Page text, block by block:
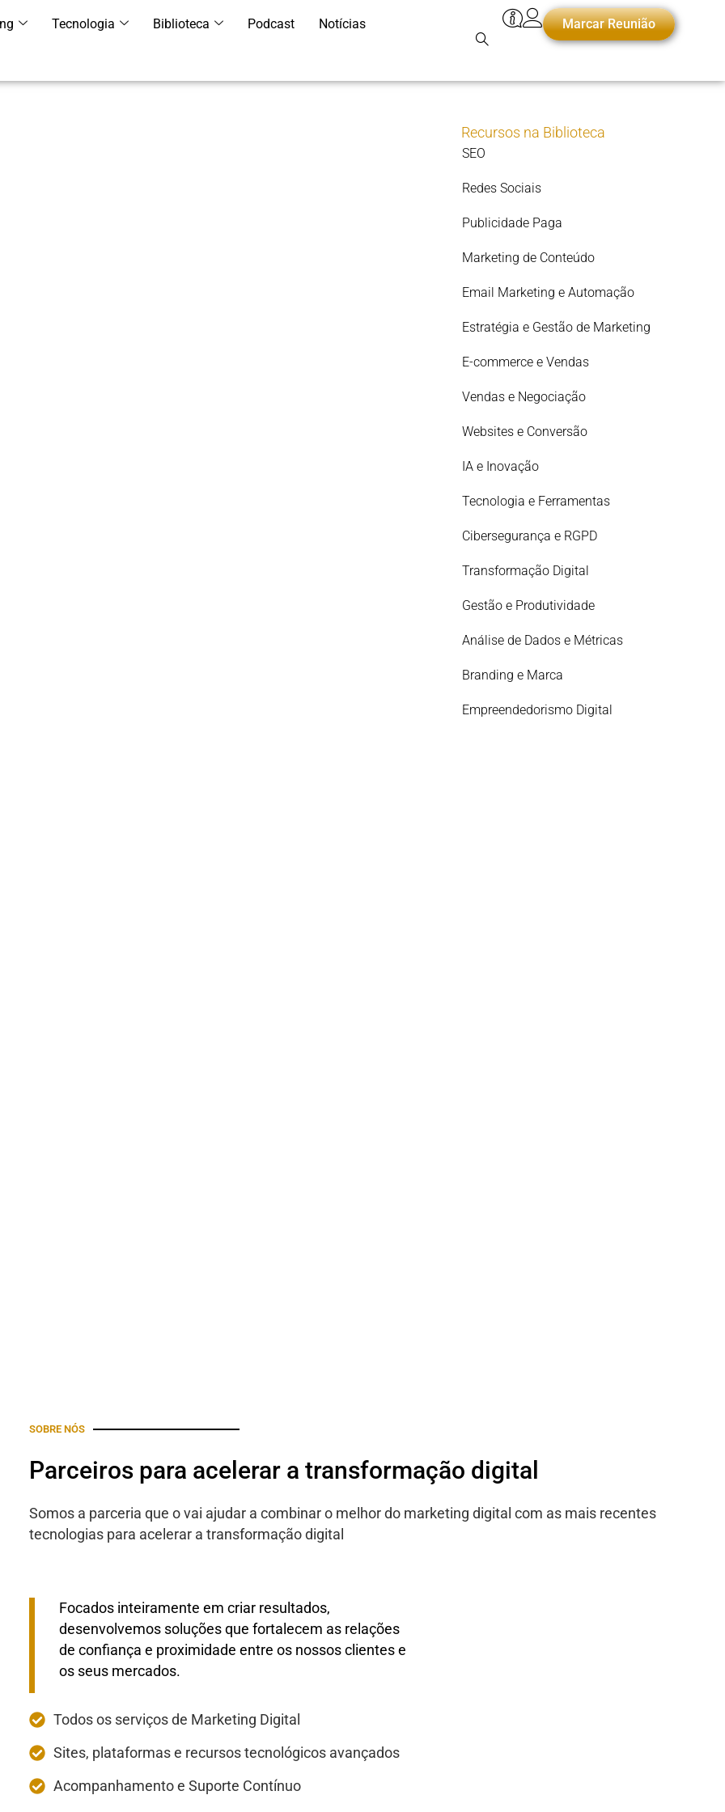
Tecnologia Biblioteca Podcast Notícias Marcar Reunião
Recursos na Biblioteca
SEO
Redes Sociais
Publicidade Paga
Marketing de Conteúdo
Email Marketing e Automação
Estratégia e Gestão de Marketing
E-commerce e Vendas
Vendas e Negociação
Websites e Conversão
IA e Inovação
Tecnologia e Ferramentas
Cibersegurança e RGPD
Transformação Digital
Gestão e Produtividade
Análise de Dados e Métricas
Branding e Marca
Empreendedorismo Digital
SOBRE NÓS
Parceiros para acelerar a transformação digital
Somos a parceria que o vai ajudar a combinar o melhor do marketing digital com as mais recentes
tecnologias para acelerar a transformação digital
Focados inteiramente em criar resultados,
desenvolvemos soluções que fortalecem as relações
de confiança e proximidade entre os nossos clientes e
os seus mercados.
Todos os serviços de Marketing Digital
Sites, plataformas e recursos tecnológicos avançados
Acompanhamento e Suporte Contínuo